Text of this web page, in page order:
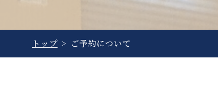
トップ > ご予約について